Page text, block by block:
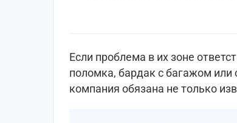
Если проблема в их зоне
поломка, бардак с багажом или
компания обязана не только